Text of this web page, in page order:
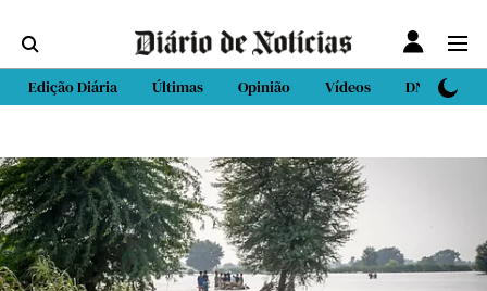
Edição Diária Últimas Opinião Vídeos DN Sport